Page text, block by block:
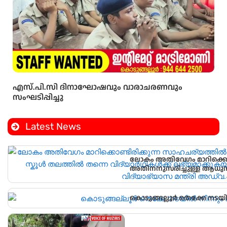
എസ്.പി.സി ദിനാഘോഷവും വാരാചരണവും
സംഘടിപ്പിച്ചു
Latest News
ലോകം അതിവേഗം
അതിനനുസരിച്ചുള്ള
വിദ്യാർഥികൾക്ക്
വിദ്യാഭ്യാസ മന്ത്രി
കൊടുങ്ങല്ലൂർ തെക്കേ